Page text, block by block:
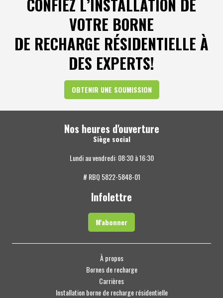
CONFIEZ L’INSTALLATION DE
VOTRE BORNE
DE RECHARGE RÉSIDENTIELLE À
DES EXPERTS!
OBTENIR UNE SOUMISSION
Nos heures d'ouverture
Siège social
Lundi au vendredi: 08:30 à 16:30
# RBQ 5822-5848-01
Infolettre
M'abonner
À propos
Bornes de recharge
Carrières
Installation borne de recharge résidentielle